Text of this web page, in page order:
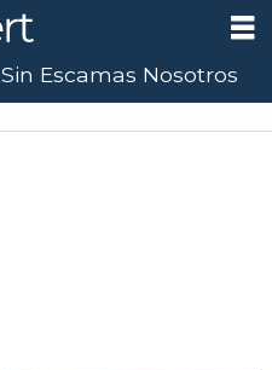
Sin Escamas Nosotros